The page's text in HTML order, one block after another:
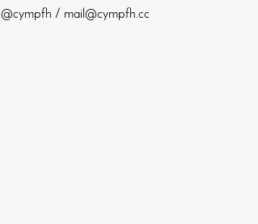
@cympfh / mail@cympfh.cc